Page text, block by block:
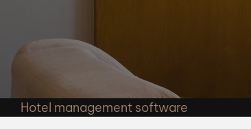
Hotel management software